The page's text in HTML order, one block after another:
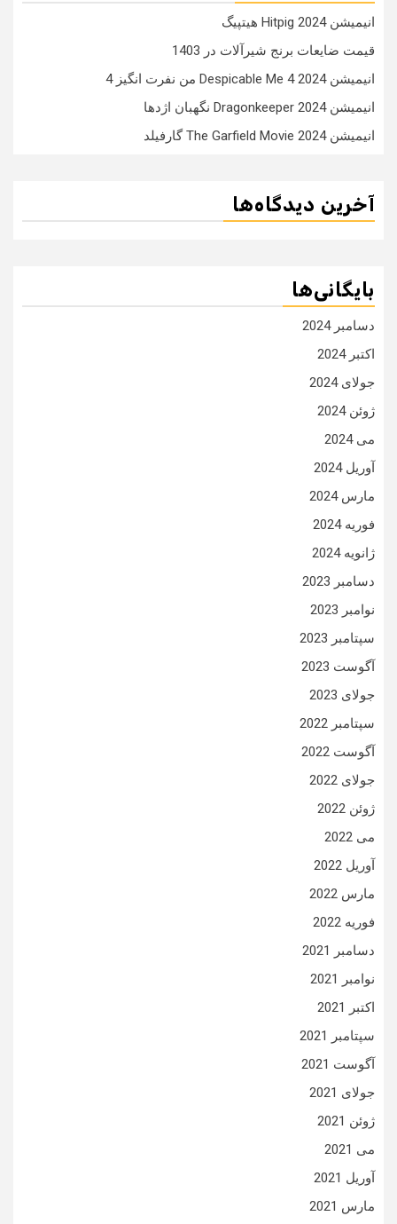
انیمیشن Hitpig 2024 هیتپیگ
قیمت ضایعات برنج شیرآلات در 1403
انیمیشن Despicable Me 4 2024 من نفرت انگیز 4
انیمیشن Dragonkeeper 2024 نگهبان اژدها
انیمیشن The Garfield Movie 2024 گارفیلد
آخرین دیدگاه‌ها
بایگانی‌ها
دسامبر 2024
اکتبر 2024
جولای 2024
ژوئن 2024
می 2024
آوریل 2024
مارس 2024
فوریه 2024
ژانویه 2024
دسامبر 2023
نوامبر 2023
سپتامبر 2023
آگوست 2023
جولای 2023
سپتامبر 2022
آگوست 2022
جولای 2022
ژوئن 2022
می 2022
آوریل 2022
مارس 2022
فوریه 2022
دسامبر 2021
نوامبر 2021
اکتبر 2021
سپتامبر 2021
آگوست 2021
جولای 2021
ژوئن 2021
می 2021
آوریل 2021
مارس 2021